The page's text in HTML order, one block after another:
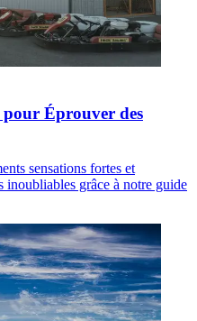
Éprouver des
sensations fortes et
inoubliables grâce à notre guide